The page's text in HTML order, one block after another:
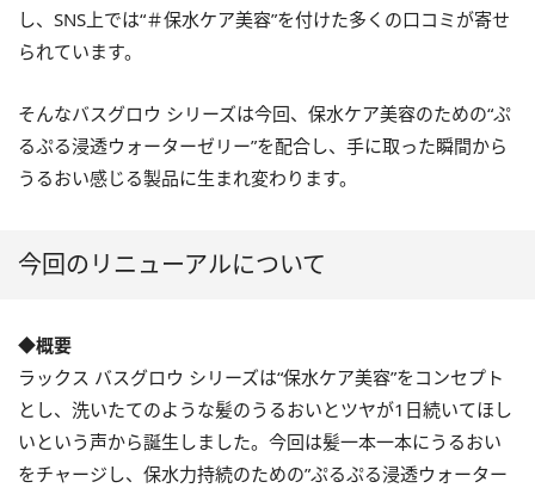
し、SNS上では“＃保水ケア美容”を付けた多くの口コミが寄せ
られています。
そんなバスグロウ シリーズは今回、保水ケア美容のための“ぷ
るぷる浸透ウォーターゼリー”を配合し、手に取った瞬間から
うるおい感じる製品に生まれ変わります。
今回のリニューアルについて
◆概要
ラックス バスグロウ シリーズは“保水ケア美容”をコンセプト
とし、洗いたてのような髪のうるおいとツヤが1日続いてほし
いという声から誕生しました。今回は髪一本一本にうるおい
をチャージし、保水力持続のための”ぷるぷる浸透ウォーター